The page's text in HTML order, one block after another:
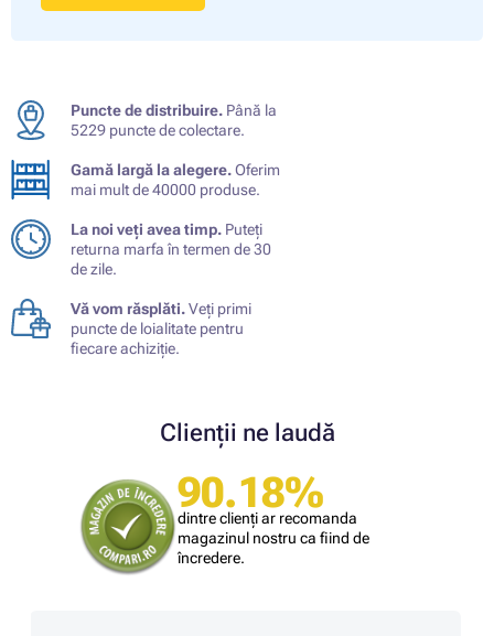
Puncte de distribuire. Până la
5229 puncte de colectare.
Gamă largă la alegere.Oferim
mai mult de 40000 produse.
La noi veți avea timp. Puteți
returna marfa în termen de 30
de zile.
Vă vom răsplăti.Veți primi
puncte de loialitate pentru
fiecare achiziție.
Clienții ne laudă
90.18%
dintre clienți ar recomanda
magazinul nostru ca fiind de
încredere.